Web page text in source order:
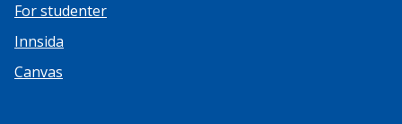
For studenter
Innsida
Canvas